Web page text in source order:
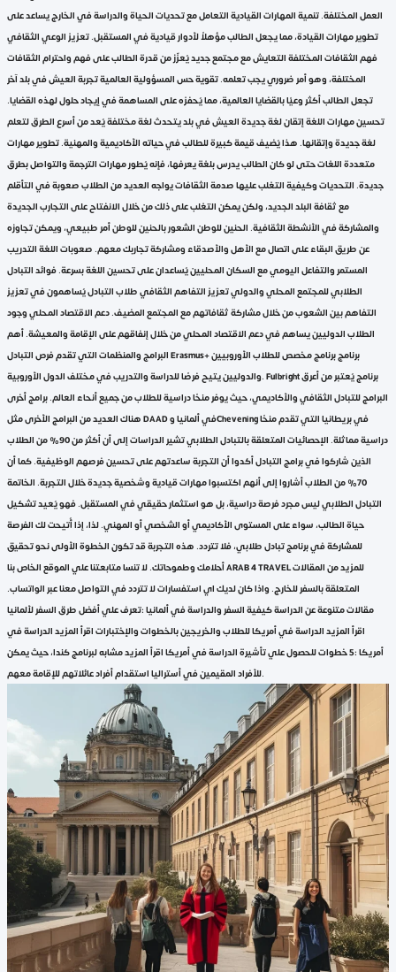
العمل المختلفة. تنمية المهارات القيادية التعامل مع تحديات الحياة والدراسة في الخارج يساعد على
تطوير مهارات القيادة، مما يجعل الطالب مؤهلاً لأدوار قيادية في المستقبل. تعزيز الوعي الثقافي
فهم الثقافات المختلفة التعايش مع مجتمع جديد يُعزّز من قدرة الطالب على فهم واحترام الثقافات
المختلفة، وهو أمر ضروري يجب تعلمه. تقوية حس المسؤولية العالمية تجربة العيش في بلد آخر
تجعل الطالب أكثر وعيًا بالقضايا العالمية، مما يُحفزه على المساهمة في إيجاد حلول لهذه القضايا.
تحسين مهارات اللغة إتقان لغة جديدة العيش في بلد يتحدث لغة مختلفة يُعد من أسرع الطرق لتعلم
لغة جديدة وإتقانها. هذا يُضيف قيمة كبيرة للطالب في حياته الأكاديمية والمهنية. تطوير مهارات
متعددة اللغات حتى لو كان الطالب يدرس بلغة يعرفها، فإنه يُطور مهارات الترجمة والتواصل بطرق
جديدة. التحديات وكيفية التغلب عليها صدمة الثقافات يواجه العديد من الطلاب صعوبة في التأقلم
مع ثقافة البلد الجديد، ولكن يمكن التغلب على ذلك من خلال الانفتاح على التجارب الجديدة
والمشاركة في الأنشطة الثقافية. الحنين للوطن الشعور بالحنين للوطن أمر طبيعي، ويمكن تجاوزه
عن طريق البقاء على اتصال مع الأهل والأصدقاء ومشاركة تجاربك معهم. صعوبات اللغة التدريب
المستمر والتفاعل اليومي مع السكان المحليين يُساعدان على تحسين اللغة بسرعة. فوائد التبادل
الطلابي للمجتمع المحلي والدولي تعزيز التفاهم الثقافي طلاب التبادل يُساهمون في تعزيز
التفاهم بين الشعوب من خلال مشاركة ثقافاتهم مع المجتمع المضيف. دعم الاقتصاد المحلي وجود
الطلاب الدوليين يساهم في دعم الاقتصاد المحلي من خلال إنفاقهم على الإقامة والمعيشة. أهم
البرامج والمنظمات التي تقدم فرص التبادل Erasmus+ برنامج برنامج مخصص للطلاب الأوروبيين
والدوليين يتيح فرصًا للدراسة والتدريب في مختلف الدول الأوروبية. Fulbright برنامج يُعتبر من أعرق
البرامج للتبادل الثقافي والأكاديمي، حيث يوفر منحًا دراسية للطلاب من جميع أنحاء العالم. برامج أخرى
هناك العديد من البرامج الأخرى مثل DAAD في ألمانيا وChevening في بريطانيا التي تقدم منحًا
دراسية مماثلة. الإحصائيات المتعلقة بالتبادل الطلابي تشير الدراسات إلى أن أكثر من 90% من الطلاب
الذين شاركوا في برامج التبادل أكدوا أن التجربة ساعدتهم على تحسين فرصهم الوظيفية. كما أن
70% من الطلاب أشاروا إلى أنهم اكتسبوا مهارات قيادية وشخصية جديدة خلال التجربة. الخاتمة
التبادل الطلابي ليس مجرد فرصة دراسية، بل هو استثمار حقيقي في المستقبل. فهو يُعيد تشكيل
حياة الطالب، سواء على المستوى الأكاديمي أو الشخصي أو المهني. لذا، إذا أُتيحت لك الفرصة
للمشاركة في برنامج تبادل طلابي، فلا تتردد. هذه التجربة قد تكون الخطوة الأولى نحو تحقيق
أحلامك وطموحاتك. لا تنسا متابعتنا علي الموقع الخاص بنا ARAB 4 TRAVEL للمزيد من المقالات
المتعلقة بالسفر للخارج. واذا كان لديك اي استفسارات لا تتردد في التواصل معنا عبر الواتساب.
مقالات متنوعة عن الدراسة كيفية السفر والدراسة في ألمانيا :تعرف علي أفضل طرق السفر لألمانيا
اقرأ المزيد الدراسة في أمريكا للطلاب والخريجين بالخطوات والإختبارات اقرأ المزيد الدراسة في
أمريكا :5 خطوات للحصول علي تأشيرة الدراسة في أمريكا اقرأ المزيد مشابه لبرنامج كندا، حيث يمكن
للأفراد المقيمين في أستراليا استقدام أفراد عائلاتهم للإقامة معهم.